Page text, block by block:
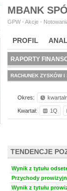
MBANK
GPW - Akcje -
PROFIL
WYCENA BR
RAPORTY
RACHUNEK ZYSKÓW I
Okres:
Kwartał: 1Q
TENDENCJE
Wynik z tytułu
Przychody
Wynik z tytułu